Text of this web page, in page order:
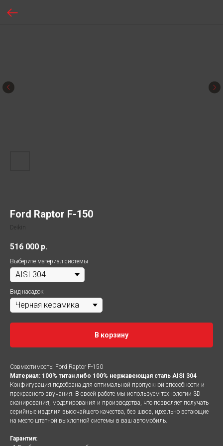
Ford Raptor F-150
Deikin
516 000 р.
Выберите материал системы
Вид насадок
В корзину
Совместимость: Ford Raptor F-150
Материал: 100% титан либо 100% нержавеющая сталь AISI 304
Конфигурация подобрана для оптимальной пропускной способности и
прекрасного звучания. В своей работе мы используем технологии 3D
сканирования, моделирования и производства, что позволяет получать
серийные изделия высочайшего качества, без швов, идеально встающие
на место штатной выхлопной системы в ваш автомобиль.
Гарантия: